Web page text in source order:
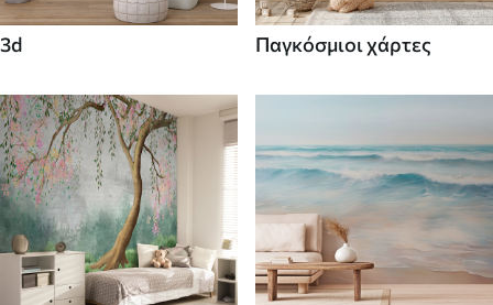
3d Παγκόσμιοι χάρτες